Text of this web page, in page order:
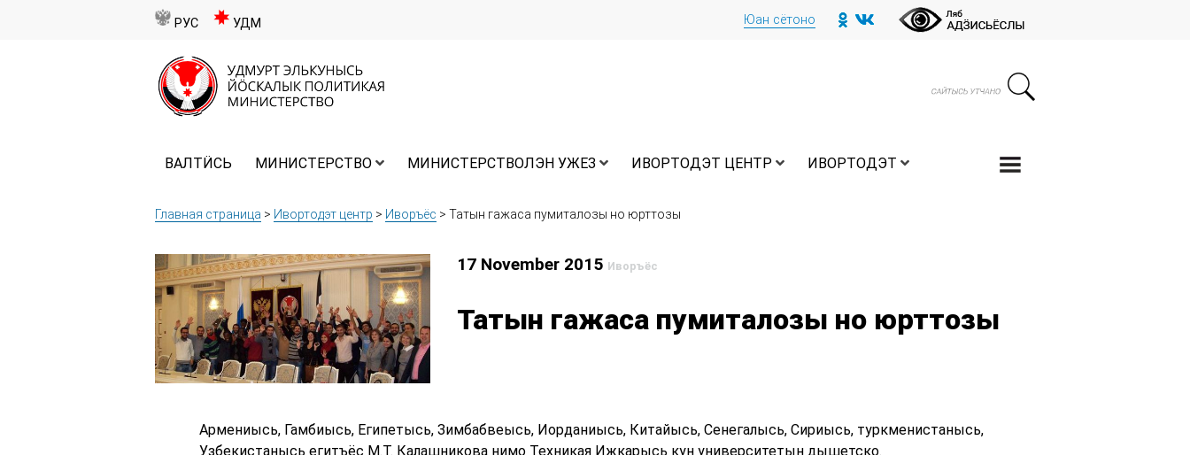
РУС УДМ Юан сётоно
ВАЛТӤСЬ МИНИСТЕРСТВО МИНИСТЕРСТВОЛЭН УЖЕЗ ИВОРТОДЭТ ЦЕНТР ИВОРТОДЭТ
Главная страница > Ивортодэт центр > Иворъёс > Татын гажаса пумиталозы но юрттозы
17 November 2015 Иворъёс
Татын гажаса пумиталозы но юрттозы
Армениысь, Гамбиысь, Египетысь, Зимбабвеысь, Иорданиысь, Китайысь, Сенегалысь, Сириысь, туркменистанысь,
Узбекистанысь егитъёс М.Т. Калашникова нимо Техникая Ижкарысь кун университетын дышетско.